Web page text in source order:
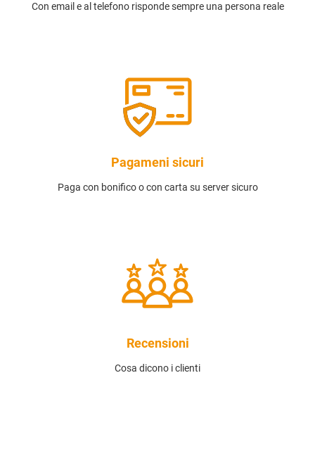
Con email e al telefono risponde sempre una persona reale
Pagameni sicuri
Paga con bonifico o con carta su server sicuro
Recensioni
Cosa dicono i clienti